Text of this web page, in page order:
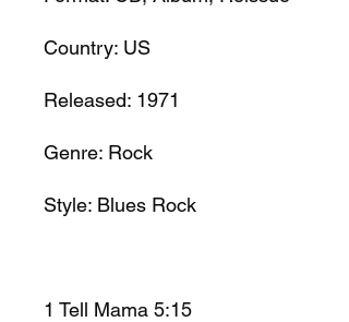
Country: US
Released: 1971
Genre: Rock
Style: Blues Rock
1 Tell Mama 5:15